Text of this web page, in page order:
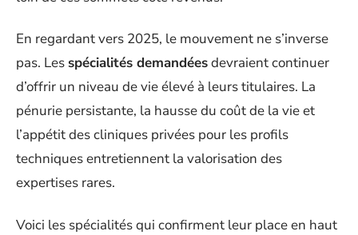
En regardant vers 2025, le mouvement ne s’inverse
pas. Les spécialités demandéesdevraient continuer
d’offrir un niveau de vie élevé à leurs titulaires. La
pénurie persistante, la hausse du coût de la vie et
l’appétit des cliniques privées pour les profils
techniques entretiennent la valorisation des
expertises rares.
Voici les spécialités qui confirment leur place en haut